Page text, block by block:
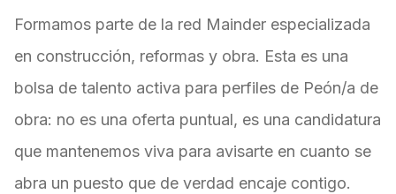
Formamos parte de la red Mainder especializada
en construcción, reformas y obra. Esta es una
bolsa de talento activa para perfiles de Peón/a de
obra: no es una oferta puntual, es una candidatura
que mantenemos viva para avisarte en cuanto se
abra un puesto que de verdad encaje contigo.